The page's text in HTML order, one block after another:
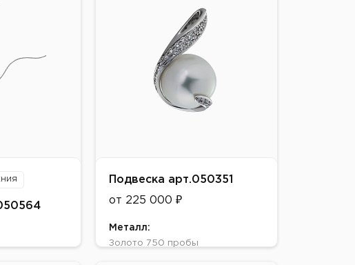
Подвеска арт.050351
от 225 000 ₽
Металл:
Золото 750 пробы